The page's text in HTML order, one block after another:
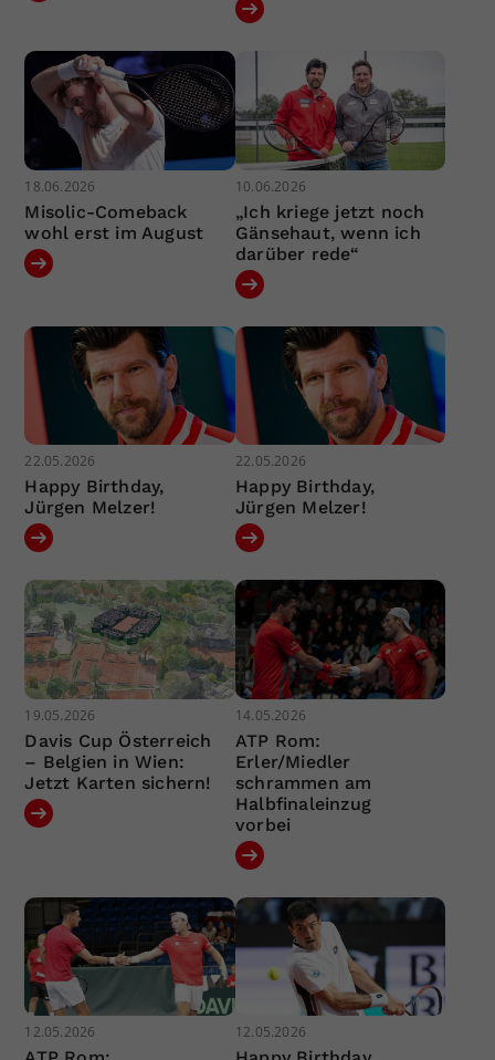
18.06.2026
Misolic-Comeback
wohl erst im August
10.06.2026
„Ich kriege jetzt noch
Gänsehaut, wenn ich
darüber rede“
22.05.2026
Happy Birthday,
Jürgen Melzer!
22.05.2026
Happy Birthday,
Jürgen Melzer!
19.05.2026
Davis Cup Österreich
– Belgien in Wien:
Jetzt Karten sichern!
14.05.2026
ATP Rom:
Erler/Miedler
schrammen am
Halbfinaleinzug
vorbei
12.05.2026 12.05.2026